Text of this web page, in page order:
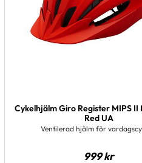
Cykelhjälm Giro Register MIPS II
Red UA
Ventilerad hjälm för
999kr